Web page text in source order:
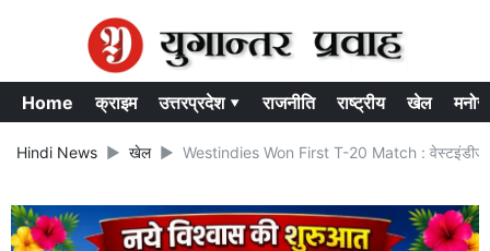
Home क्राइम उत्तरप्रदेश ▾ राजनीति राष्ट्रीय खेल
Hindi News खेल Westindies Won First T-20 Match : वेस्टइंडीज